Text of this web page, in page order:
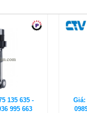
135 635 -
995 663
Giá: